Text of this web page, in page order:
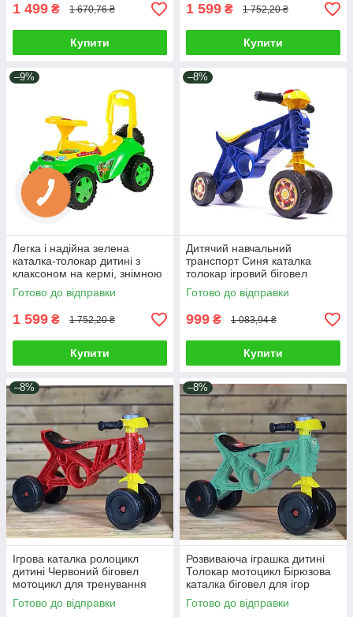
1 499 ₴ 1 670,76 ₴
Купити
1 599 ₴ 1 752,20 ₴
Купити
–9%
Легка і надійна зелена
каталка-толокар дитині з
клаксоном на кермі, знімною
ручкою-спинкою і
багажником
Готово до відправки
1 599 ₴ 1 752,20 ₴
Купити
–8%
Дитячий навчальний
транспорт Синя каталка
толокар ігровий біговел
ранбайк Легка колісна
іграшка для катання
Готово до відправки
999 ₴ 1 083,94 ₴
Купити
–8%
Ігрова каталка ролоцикл
дитині Червоний біговел
мотоцикл для тренування
рівноваги бегобайк 4 колеса
Клаксон
Готово до відправки
–8%
Розвиваюча іграшка дитині
Толокар мотоцикл Бірюзова
каталка біговел для ігор
вдома на вулиці 4 колеса
клаксон
Готово до відправки